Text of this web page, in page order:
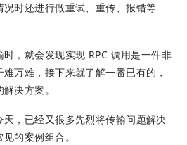
时还进行做重试、重传、报错等
，就会发现实现 RPC 调用是一件非
万难，接下来就了解一番已有的，
决方案。
，已经又很多先烈将传输问题解决
的案例组合。